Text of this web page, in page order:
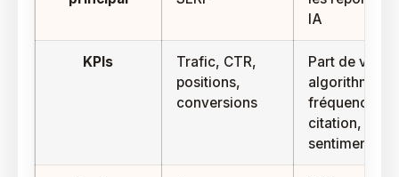
IA
KPIs
Trafic, CTR,
positions,
conversions
Part de voix
fréquence de
citation,
sentiment